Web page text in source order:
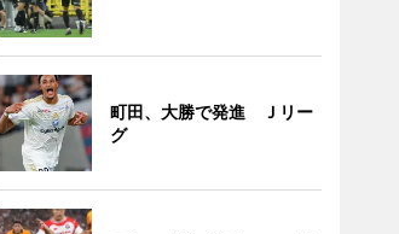
町田、大勝で発進 Ｊリー
グ